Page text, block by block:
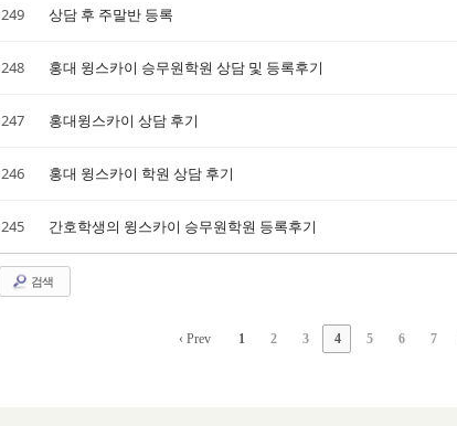
249 상담 후 주말반 등록
248 홍대 윙스카이 승무원학원 상담 및 등록후기
247 홍대윙스카이 상담 후기
246 홍대 윙스카이 학원 상담 후기
245 간호학생의 윙스카이 승무원학원 등록후기
검색
‹ Prev 1 2 3 4 5 6 7